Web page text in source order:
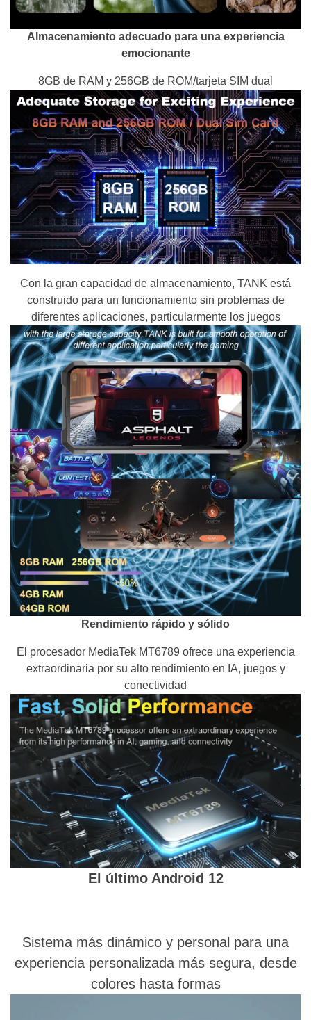
Almacenamiento adecuado para una experiencia
emocionante
8GB de RAM y 256GB de ROM/tarjeta SIM dual
Con la gran capacidad de almacenamiento, TANK está
construido para un funcionamiento sin problemas de
diferentes aplicaciones, particularmente los juegos
Rendimiento rápido y sólido
El procesador MediaTek MT6789 ofrece una experiencia
extraordinaria por su alto rendimiento en IA, juegos y
conectividad
El último Android 12
Sistema más dinámico y personal para una
experiencia personalizada más segura, desde
colores hasta formas